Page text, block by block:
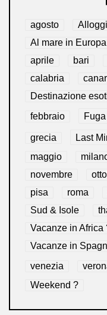
agosto
Al mare in
aprile
bari
calabria
Destinazione
febbraio
grecia Last
maggio
novembre
pisa
roma
Sud & Isole
Vacanze in Africa
Vacanze in
venezia
Weekend ?